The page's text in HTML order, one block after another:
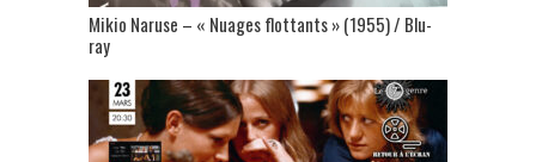
Mikio Naruse – « Nuages flottants » (1955) / Blu-
ray